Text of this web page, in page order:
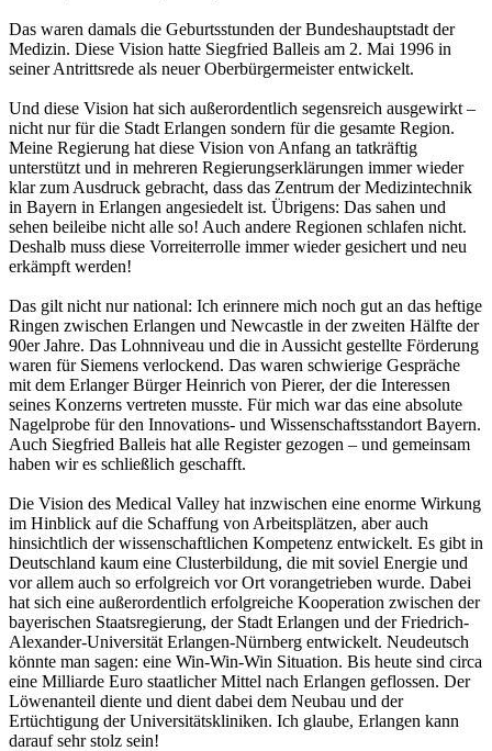
Das waren damals die Geburtsstunden der Bundeshauptstadt der
Medizin. Diese Vision hatte Siegfried Balleis am 2. Mai 1996 in
seiner Antrittsrede als neuer Oberbürgermeister entwickelt.
Und diese Vision hat sich außerordentlich segensreich ausgewirkt –
nicht nur für die Stadt Erlangen sondern für die gesamte Region.
Meine Regierung hat diese Vision von Anfang an tatkräftig
unterstützt und in mehreren Regierungserklärungen immer wieder
klar zum Ausdruck gebracht, dass das Zentrum der Medizintechnik
in Bayern in Erlangen angesiedelt ist. Übrigens: Das sahen und
sehen beileibe nicht alle so! Auch andere Regionen schlafen nicht.
Deshalb muss diese Vorreiterrolle immer wieder gesichert und neu
erkämpft werden!
Das gilt nicht nur national: Ich erinnere mich noch gut an das heftige
Ringen zwischen Erlangen und Newcastle in der zweiten Hälfte der
90er Jahre. Das Lohnniveau und die in Aussicht gestellte Förderung
waren für Siemens verlockend. Das waren schwierige Gespräche
mit dem Erlanger Bürger Heinrich von Pierer, der die Interessen
seines Konzerns vertreten musste. Für mich war das eine absolute
Nagelprobe für den Innovations- und Wissenschaftsstandort Bayern.
Auch Siegfried Balleis hat alle Register gezogen – und gemeinsam
haben wir es schließlich geschafft.
Die Vision des Medical Valley hat inzwischen eine enorme Wirkung
im Hinblick auf die Schaffung von Arbeitsplätzen, aber auch
hinsichtlich der wissenschaftlichen Kompetenz entwickelt. Es gibt in
Deutschland kaum eine Clusterbildung, die mit soviel Energie und
vor allem auch so erfolgreich vor Ort vorangetrieben wurde. Dabei
hat sich eine außerordentlich erfolgreiche Kooperation zwischen der
bayerischen Staatsregierung, der Stadt Erlangen und der Friedrich-
Alexander-Universität Erlangen-Nürnberg entwickelt. Neudeutsch
könnte man sagen: eine Win-Win-Win Situation. Bis heute sind circa
eine Milliarde Euro staatlicher Mittel nach Erlangen geflossen. Der
Löwenanteil diente und dient dabei dem Neubau und der
Ertüchtigung der Universitätskliniken. Ich glaube, Erlangen kann
darauf sehr stolz sein!